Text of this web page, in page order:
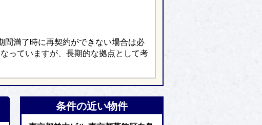
間満了時に再契約ができない場合は必
っていますが、長期的な拠点として考
条件の近い物件